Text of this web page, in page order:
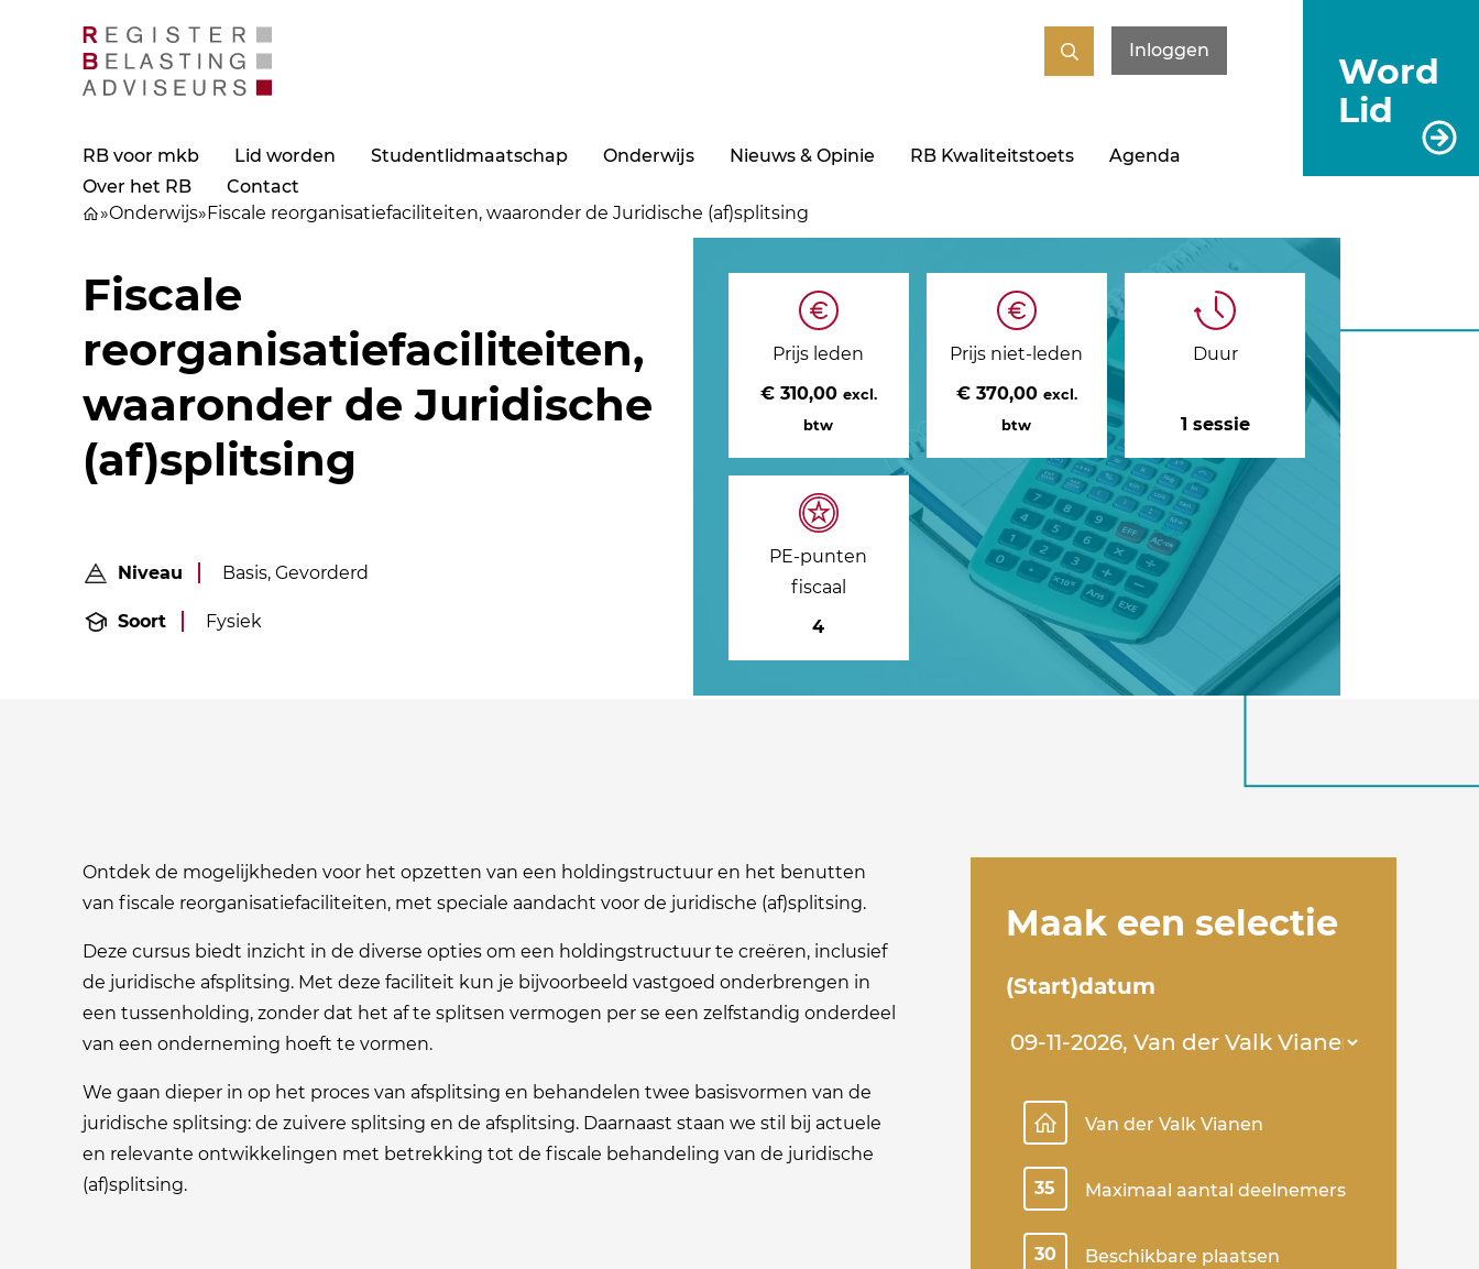
Word
Lid
Inloggen
RB voor mkb Lid worden Studentlidmaatschap Onderwijs Nieuws & Opinie RB Kwaliteitstoets
Agenda
Over het RB
Contact
»Onderwijs»Fiscale reorganisatiefaciliteiten, waaronder de Juridische (af)splitsing
Fiscale
reorganisatiefaciliteiten,
waaronder de Juridische
(af)splitsing
Niveau Basis, Gevorderd
Soort Fysiek
Prijs leden
€ 310,00 excl.
btw
Prijs niet-leden
€ 370,00 excl.
btw
Duur
1 sessie
PE-punten
fiscaal
4
Ontdek de mogelijkheden voor het opzetten van een holdingstructuur en het benutten
van fiscale reorganisatiefaciliteiten, met speciale aandacht voor de juridische (af)splitsing.
Deze cursus biedt inzicht in de diverse opties om een holdingstructuur te creëren, inclusief
de juridische afsplitsing. Met deze faciliteit kun je bijvoorbeeld vastgoed onderbrengen in
een tussenholding, zonder dat het af te splitsen vermogen per se een zelfstandig onderdeel
van een onderneming hoeft te vormen.
We gaan dieper in op het proces van afsplitsing en behandelen twee basisvormen van de
juridische splitsing: de zuivere splitsing en de afsplitsing. Daarnaast staan we stil bij actuele
en relevante ontwikkelingen met betrekking tot de fiscale behandeling van de juridische
(af)splitsing.
Maak een selectie
(Start)datum
Van der Valk Vianen
35 Maximaal aantal deelnemers
30 Beschikbare plaatsen